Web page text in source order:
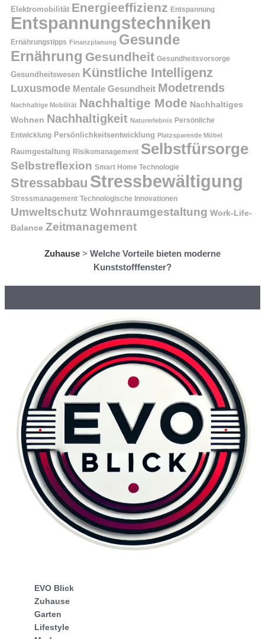
Elektromobilität Energieeffizienz Entspannung
Entspannungstechniken
Ernährungstipps Finanzplanung Gesunde
Ernährung Gesundheit Gesundheitsvorsorge
Gesundheitswesen Künstliche Intelligenz
Luxusmode Mentale Gesundheit Modetrends
Nachhaltige Mobilität Nachhaltige Mode Nachhaltiges
Wohnen Nachhaltigkeit Naturerlebnis Persönliche
Entwicklung Persönlichkeitsentwicklung Platzsparende Möbel
Raumgestaltung Risikomanagement Selbstfürsorge
Selbstreflexion Smart Home Technologie
Stressabbau Stressbewältigung
Stressmanagement Technologische Innovationen
Umweltschutz Wohnraumgestaltung Work-Life-
Balance Zeitmanagement
Zuhause > Welche Vorteile bieten moderne
Kunststofffenster?
EVO Blick
Zuhause
Garten
Lifestyle